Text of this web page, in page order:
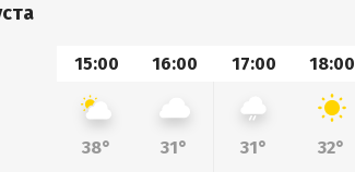
15:00 16:00 17:00 18:00
38° 31° 31° 32°